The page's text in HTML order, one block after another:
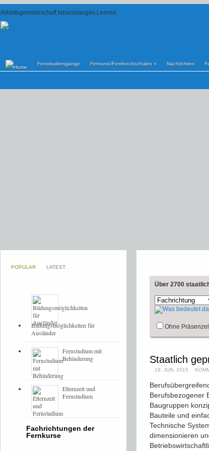
Arbeitsgemeinschaft lebenslanges Lernen
Fernstudiengänge Fernunis/Fernhochschulen » Nachrichten
Über 2700
Ohne
Staatlich
18. JUN, 2015
Berufsbezogener
Baugruppen
Bauteile und
Technische
dimensionieren
POPULAR LATEST
Bildungsmöglichkeiten für
Ausländer
Fernstudium mit
Behinderung
Elternzeit und
Fernstudium
Fachrichtungen der
Fernkurse